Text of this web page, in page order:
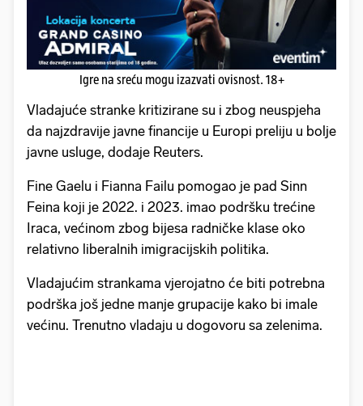
Igre na sreću mogu izazvati ovisnost. 18+
Vladajuće stranke kritizirane su i zbog neuspjeha
da najzdravije javne financije u Europi preliju u bolje
javne usluge, dodaje Reuters.
Fine Gaelu i Fianna Failu pomogao je pad Sinn
Feina koji je 2022. i 2023. imao podršku trećine
Iraca, većinom zbog bijesa radničke klase oko
relativno liberalnih imigracijskih politika.
Vladajućim strankama vjerojatno će biti potrebna
podrška još jedne manje grupacije kako bi imale
većinu. Trenutno vladaju u dogovoru sa zelenima.